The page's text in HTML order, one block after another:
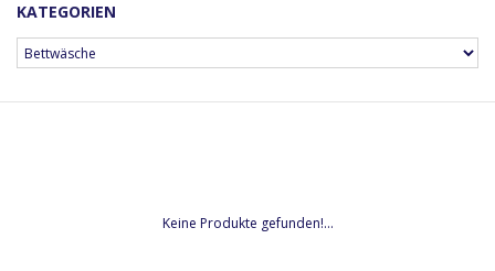
KATEGORIEN
Keine Produkte gefunden!...